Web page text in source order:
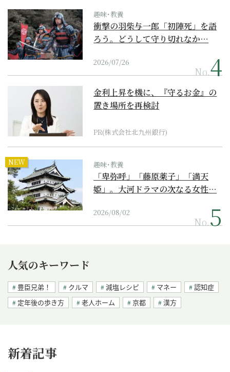
趣味･教養
衝撃の羽柴与一郎「初陣死」を語
ろう。どうして守り切れなか…
2026/07/26
No.
金利上昇を機に、『守るお金』の
置き場所を再検討
PR(株式会社北九州銀行)
NEW 趣味･教養
「卑弥呼」「藤原薬子」「満天
姫」。大河ドラマの次なる女性…
2026/08/02
No.
人気のキーワード
豊臣兄弟！ クルマ 減塩レシピ マネー
認知症
定年後の歩き方
老人ホーム 京都 漢方
新着記事